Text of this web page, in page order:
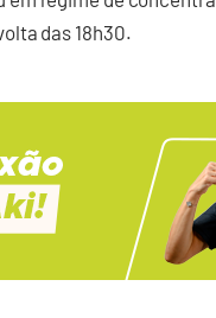
das 18h30.